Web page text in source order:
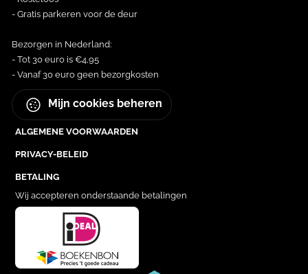
- Gratis parkeren voor de deur
Bezorgen in Nederland:
- Tot 30 euro is €4,95
- Vanaf 30 euro geen bezorgkosten
Mijn cookies beheren
ALGEMENE VOORWAARDEN
PRIVACY-BELEID
BETALING
Wij accepteren onderstaande betalingen